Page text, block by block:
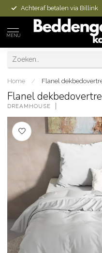
Achteraf betalen via Billink
MENU
Home / Flanel
Flanel
DREAMHOUSE